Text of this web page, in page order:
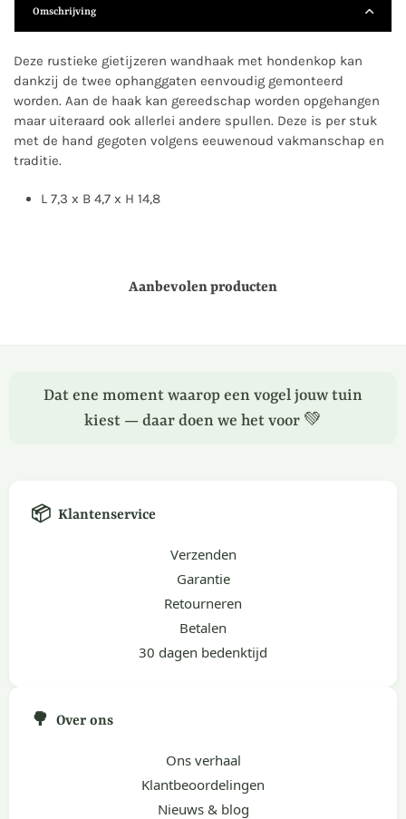
Omschrijving
Deze rustieke gietijzeren wandhaak met hondenkop kan
dankzij de twee ophanggaten eenvoudig gemonteerd
worden. Aan de haak kan gereedschap worden opgehangen
maar uiteraard ook allerlei andere spullen. Deze is per stuk
met de hand gegoten volgens eeuwenoud vakmanschap en
traditie.
L 7,3 x B 4,7 x H 14,8
Aanbevolen producten
Dat ene moment waarop een vogel jouw tuin
kiest — daar doen we het voor 💚
📦 Klantenservice
Verzenden
Garantie
Retourneren
Betalen
30 dagen bedenktijd
🌳 Over ons
Ons verhaal
Klantbeoordelingen
Nieuws & blog